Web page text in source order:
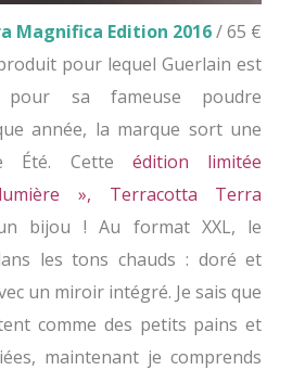
Magnifica Edition 2016/ 65 €
pour lequel Guerlain est
pour sa fameuse poudre
année, la marque sort une
Été. Cette édition limitée
», Terracotta Terra
bijou ! Au format XXL, le
les tons chauds : doré et
un miroir intégré. Je sais que
comme des petits pains et
maintenant je comprends